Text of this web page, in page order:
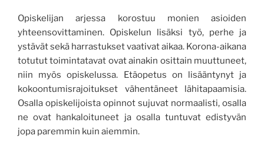
Opiskelijan arjessa korostuu monien asioiden
yhteensovittaminen. Opiskelun lisäksi työ, perhe ja
ystävät sekä harrastukset vaativat aikaa. Korona-aikana
totutut toimintatavat ovat ainakin osittain muuttuneet,
niin myös opiskelussa. Etäopetus on lisääntynyt ja
kokoontumisrajoitukset vähentäneet lähitapaamisia.
Osalla opiskelijoista opinnot sujuvat normaalisti, osalla
ne ovat hankaloituneet ja osalla tuntuvat edistyvän
jopa paremmin kuin aiemmin.